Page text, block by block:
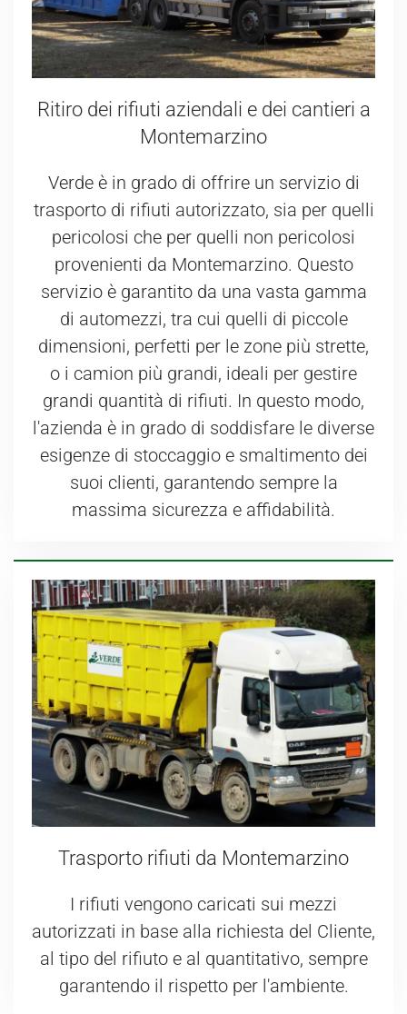
Ritiro dei rifiuti aziendali e dei cantieri a
Montemarzino
Verde è in grado di offrire un servizio di
trasporto di rifiuti autorizzato, sia per quelli
pericolosi che per quelli non pericolosi
provenienti da Montemarzino. Questo
servizio è garantito da una vasta gamma
di automezzi, tra cui quelli di piccole
dimensioni, perfetti per le zone più strette,
o i camion più grandi, ideali per gestire
grandi quantità di rifiuti. In questo modo,
l'azienda è in grado di soddisfare le diverse
esigenze di stoccaggio e smaltimento dei
suoi clienti, garantendo sempre la
massima sicurezza e affidabilità.
Trasporto rifiuti da Montemarzino
I rifiuti vengono caricati sui mezzi
autorizzati in base alla richiesta del Cliente,
al tipo del rifiuto e al quantitativo, sempre
garantendo il rispetto per l'ambiente.